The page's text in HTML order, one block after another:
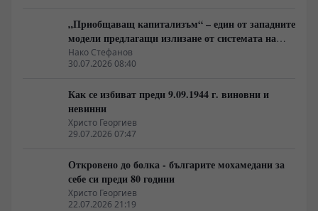
„Приобщаващ капитализъм“ – един от западните
модели предлагащи излизане от системата на
неолиберализма
Нако Стефанов
30.07.2026 08:40
Как се избиват преди 9.09.1944 г. виновни и
невинни
Христо Георгиев
29.07.2026 07:47
Откровено до болка - българите мохамедани за
себе си преди 80 години
Христо Георгиев
22.07.2026 21:19